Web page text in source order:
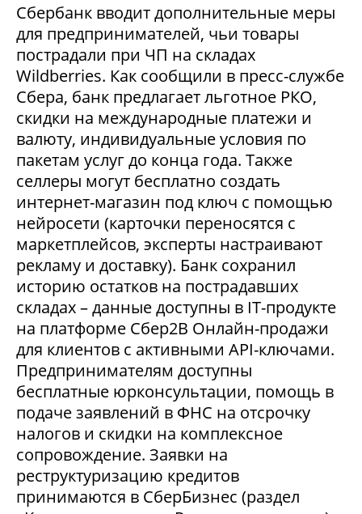
Сбербанк вводит дополнительные меры
для предпринимателей, чьи товары
пострадали при ЧП на складах
Wildberries. Как сообщили в пресс-службе
Сбера, банк предлагает льготное РКО,
скидки на международные платежи и
валюту, индивидуальные условия по
пакетам услуг до конца года. Также
селлеры могут бесплатно создать
интернет-магазин под ключ с помощью
нейросети (карточки переносятся с
маркетплейсов, эксперты настраивают
рекламу и доставку). Банк сохранил
историю остатков на пострадавших
складах – данные доступны в IT-продукте
на платформе Сбер2В Онлайн-продажи
для клиентов с активными API-ключами.
Предпринимателям доступны
бесплатные юрконсультации, помощь в
подаче заявлений в ФНС на отсрочку
налогов и скидки на комплексное
сопровождение. Заявки на
реструктуризацию кредитов
принимаются в СберБизнес (раздел